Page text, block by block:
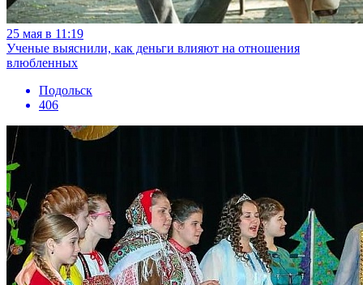
25 мая в 11:19
Ученые выяснили, как деньги влияют на отношения
влюбленных
Подольск
406